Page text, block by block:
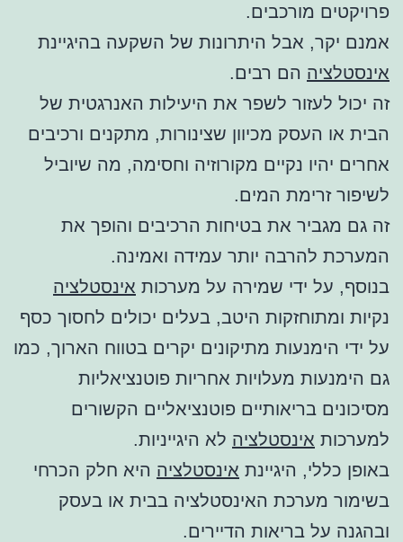
פרויקטים מורכבים.
אמנם יקר, אבל היתרונות של השקעה בהיגיינת
אינסטלציה הם רבים.
זה יכול לעזור לשפר את היעילות האנרגטית של
הבית או העסק מכיוון שצינורות, מתקנים ורכיבים
אחרים יהיו נקיים מקורוזיה וחסימה, מה שיוביל
לשיפור זרימת המים.
זה גם מגביר את בטיחות הרכיבים והופך את
המערכת להרבה יותר עמידה ואמינה.
בנוסף, על ידי שמירה על מערכות אינסטלציה
נקיות ומתוחזקות היטב, בעלים יכולים לחסוך כסף
על ידי הימנעות מתיקונים יקרים בטווח הארוך, כמו
גם הימנעות מעלויות אחריות פוטנציאליות
מסיכונים בריאותיים פוטנציאליים הקשורים
למערכות אינסטלציה לא היגייניות.
באופן כללי, היגיינת אינסטלציה היא חלק הכרחי
בשימור מערכת האינסטלציה בבית או בעסק
ובהגנה על בריאות הדיירים.